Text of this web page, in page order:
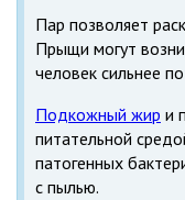
Пар позволяет
Прыщи могут
человек сильнее
Подкожный жир и
питательной
патогенных
с пылью.